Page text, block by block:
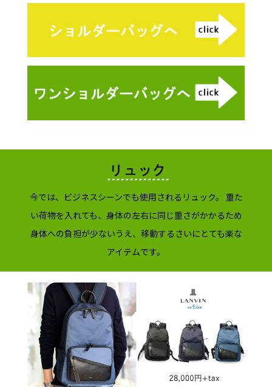
今では、ビジネスシーンでも使用されるリュック。 重た
い荷物を入れても、身体の左右に同じ重さがかかるため
身体への負担が少ないうえ、移動するさいにとても楽な
アイテムです。